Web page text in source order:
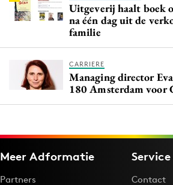
Uitgeverij haalt boek
na één dag uit de
familie
CARRIERE
Managing director
180 Amsterdam voor
Meer Adformatie
Partners
Contact